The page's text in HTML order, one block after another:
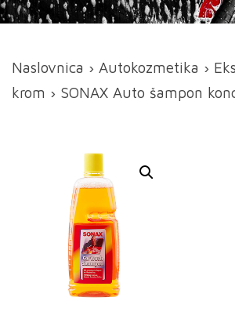
Naslovnica › Autokozmetika ›
krom › SONAX Auto šampon